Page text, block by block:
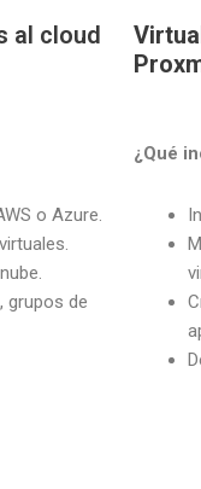
al cloud
o Azure.
grupos de
¿Qué